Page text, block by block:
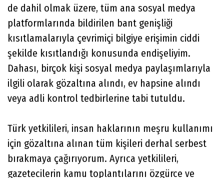
de dahil olmak üzere, tüm ana sosyal medya
platformlarında bildirilen bant genişliği
kısıtlamalarıyla çevrimiçi bilgiye erişimin ciddi
şekilde kısıtlandığı konusunda endişeliyim.
Dahası, birçok kişi sosyal medya paylaşımlarıyla
ilgili olarak gözaltına alındı, ev hapsine alındı ​​
veya adli kontrol tedbirlerine tabi tutuldu.
Türk yetkilileri, insan haklarının meşru kullanımı
için gözaltına alınan tüm kişileri derhal serbest
bırakmaya çağırıyorum. Ayrıca yetkilileri,
gazetecilerin kamu toplantılarını özgürce ve